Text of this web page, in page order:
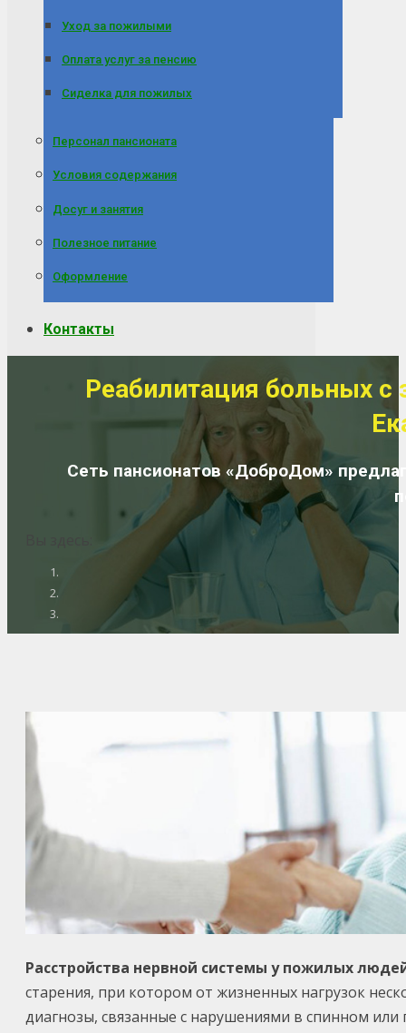
Уход за пожилыми
Оплата услуг за пенсию
Сиделка для пожилых
Персонал пансионата
Условия содержания
Досуг и занятия
Полезное питание
Оформление
Контакты
Реабилитация больных с
Сеть пансионатов «ДоброДом»
Расстройства нервной системы у пожилых
старения, при котором от жизненных нагрузок
диагнозы, связанные с нарушениями в спинном